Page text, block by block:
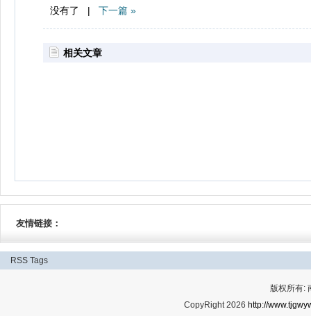
没有了 | 下一篇 »
相关文章
友情链接：
RSS Tags
版权所有:
CopyRight 2026 http://